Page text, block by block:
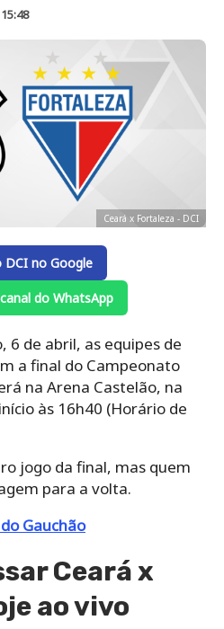
Ceará x Fortaleza - DCI
DCI no Google
do WhatsApp
6 de abril, as equipes de
a final do Campeonato
na Arena Castelão, na
às 16h40 (Horário de
jogo da final, mas quem
para a volta.
Gauchão
Ceará x
ao vivo